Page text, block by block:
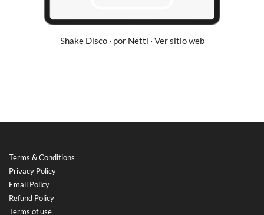
Shake Disco · por Nettl · Ver sitio web
Terms & Conditions
Privacy Policy
Email Policy
Refund Policy
Terms of use